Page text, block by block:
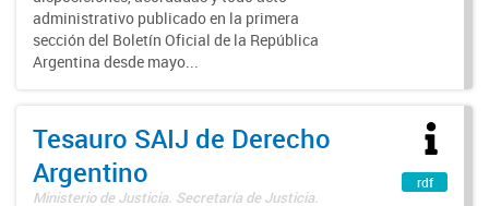
administrativo publicado en la primera
sección del Boletín Oficial de la República
Argentina desde mayo...
Tesauro SAIJ de Derecho
Argentino
Ministerio de Justicia. Secretaría de Justicia.
rdf